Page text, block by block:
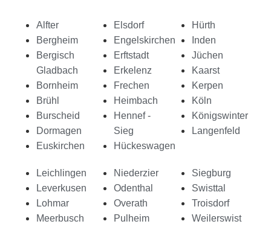
Alfter
Bergheim
Bergisch
Gladbach
Bornheim
Brühl
Burscheid
Dormagen
Euskirchen
Elsdorf
Engelskirchen
Erftstadt
Erkelenz
Frechen
Heimbach
Hennef -
Sieg
Hückeswagen
Hürth
Inden
Jüchen
Kaarst
Kerpen
Köln
Königswinter
Langenfeld
Leichlingen
Leverkusen
Lohmar
Meerbusch
Niederzier
Odenthal
Overath
Pulheim
Siegburg
Swisttal
Troisdorf
Weilerswist